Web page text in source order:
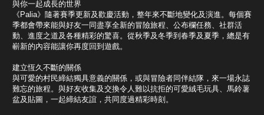
與你一起成長的世界
《Palia》隨著賽季更新及歡慶活動，整年來不斷地變化及演進。每個賽
季都會帶來能與好友一同盡享全新的冒險旅程、公布欄任務、社群活
動、進度之道及各種精彩的驚喜。從秋季及冬季到春季及夏季，總是有
嶄新的內容能讓你再度回到遊戲。
建立恆久不斷的關係
與可愛的村民締結獨具意義的關係，或與冒險者同伴結隊，來一場永誌
難忘的旅程。與好友收集及交換令人難以抗拒的可愛絨毛玩具、馬鈴薯
盆及貼圖，一起締結友誼，共同度過精彩時刻。